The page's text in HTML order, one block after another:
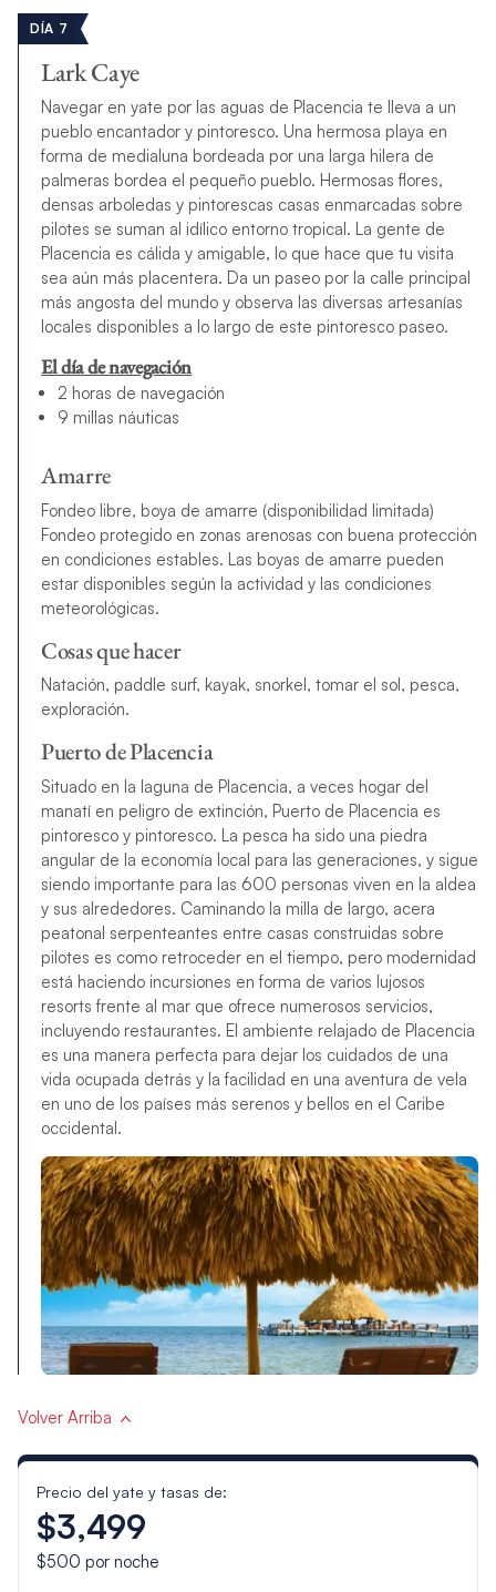
DÍA 7
Lark Caye
Navegar en yate por las aguas de Placencia te lleva a un
pueblo encantador y pintoresco. Una hermosa playa en
forma de medialuna bordeada por una larga hilera de
palmeras bordea el pequeño pueblo. Hermosas flores,
densas arboledas y pintorescas casas enmarcadas sobre
pilotes se suman al idílico entorno tropical. La gente de
Placencia es cálida y amigable, lo que hace que tu visita
sea aún más placentera. Da un paseo por la calle principal
más angosta del mundo y observa las diversas artesanías
locales disponibles a lo largo de este pintoresco paseo.
El día de navegación
2 horas de navegación
9 millas náuticas
Amarre
Fondeo libre, boya de amarre (disponibilidad limitada)
Fondeo protegido en zonas arenosas con buena protección
en condiciones estables. Las boyas de amarre pueden
estar disponibles según la actividad y las condiciones
meteorológicas.
Cosas que hacer
Natación, paddle surf, kayak, snorkel, tomar el sol, pesca,
exploración.
Puerto de Placencia
Situado en la laguna de Placencia, a veces hogar del
manatí en peligro de extinción, Puerto de Placencia es
pintoresco y pintoresco. La pesca ha sido una piedra
angular de la economía local para las generaciones, y sigue
siendo importante para las 600 personas viven en la aldea
y sus alrededores. Caminando la milla de largo, acera
peatonal serpenteantes entre casas construidas sobre
pilotes es como retroceder en el tiempo, pero modernidad
está haciendo incursiones en forma de varios lujosos
resorts frente al mar que ofrece numerosos servicios,
incluyendo restaurantes. El ambiente relajado de Placencia
es una manera perfecta para dejar los cuidados de una
vida ocupada detrás y la facilidad en una aventura de vela
en uno de los países más serenos y bellos en el Caribe
occidental.
Volver Arriba
Precio del yate y tasas de:
$3,499
$500 por noche